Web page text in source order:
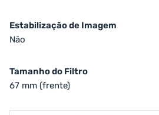
Estabilização de Imagem
Não
Tamanho do Filtro
67 mm (frente)